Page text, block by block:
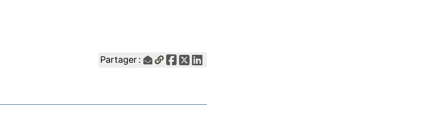
Partager :